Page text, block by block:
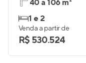
40 a 106 m²
1 e 2
Venda a partir de
R$ 530.524